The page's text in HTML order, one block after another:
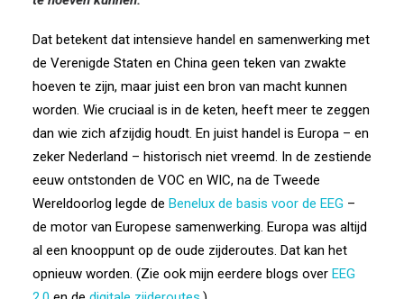
Dat betekent dat intensieve handel en samenwerking met
de Verenigde Staten en China geen teken van zwakte
hoeven te zijn, maar juist een bron van macht kunnen
worden. Wie cruciaal is in de keten, heeft meer te zeggen
dan wie zich afzijdig houdt. En juist handel is Europa – en
zeker Nederland – historisch niet vreemd. In de zestiende
eeuw ontstonden de VOC en WIC, na de Tweede
Wereldoorlog legde de Benelux de basis voor de EEG –
de motor van Europese samenwerking. Europa was altijd
al een knooppunt op de oude zijderoutes. Dat kan het
opnieuw worden. (Zie ook mijn eerdere blogs over EEG